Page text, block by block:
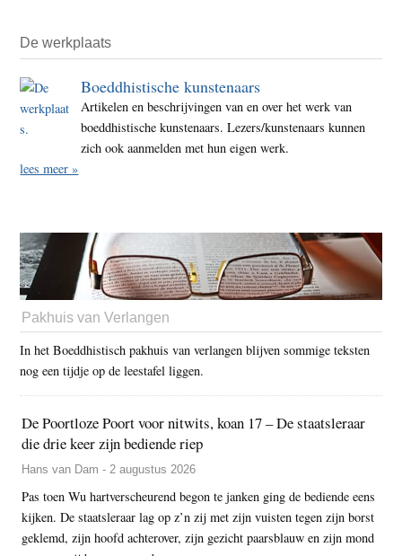
De werkplaats
Boeddhistische kunstenaars
Artikelen en beschrijvingen van en over het werk van
boeddhistische kunstenaars. Lezers/kunstenaars kunnen
zich ook aanmelden met hun eigen werk.
lees meer »
Pakhuis van Verlangen
In het Boeddhistisch pakhuis van verlangen blijven sommige teksten
nog een tijdje op de leestafel liggen.
De Poortloze Poort voor nitwits, koan 17 – De staatsleraar
die drie keer zijn bediende riep
Hans van Dam - 2 augustus 2026
Pas toen Wu hartverscheurend begon te janken ging de bediende eens
kijken. De staatsleraar lag op z’n zij met zijn vuisten tegen zijn borst
geklemd, zijn hoofd achterover, zijn gezicht paarsblauw en zijn mond